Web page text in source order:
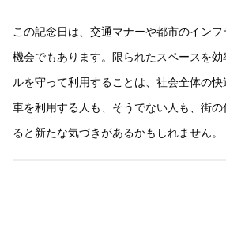
この記念日は、交通マナーや都市のイン
機会でもあります。限られたスペースを
ルを守って利用することは、社会全体の快
車を利用する人も、そうでない人も、街
ると新たな気づきがあるかもしれません。